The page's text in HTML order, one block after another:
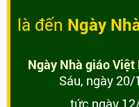
là đến Ngày
Ngày Nhà giáo Việt
Sáu, ngày
tức ngày